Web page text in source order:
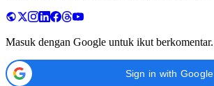
Masuk dengan Google untuk ikut berkomentar.
Sign in with Google